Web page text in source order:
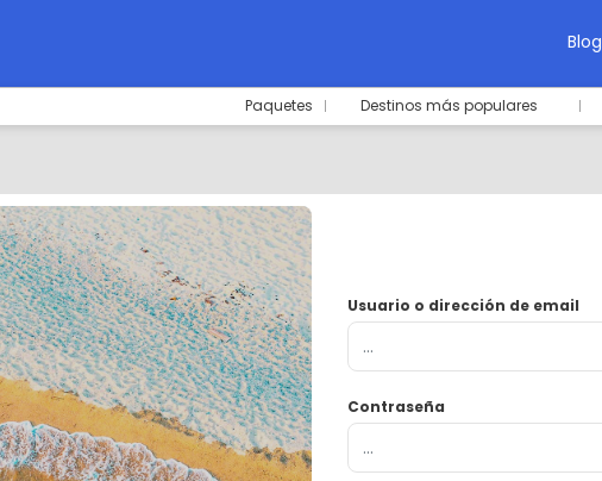
Blog
Paquetes Destinos más populares
Usuario o dirección de email
Contraseña